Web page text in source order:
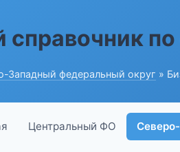
Западный федеральный округ »
Центральный ФО